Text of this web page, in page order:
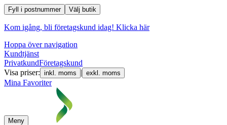
Fyll i postnummer Välj butik
Kom igång, bli företagskund idag! Klicka här
Hoppa över navigation
Kundtjänst
PrivatkundFöretagskund
Visa priser: inkl. moms | exkl. moms
Mina Favoriter
Meny